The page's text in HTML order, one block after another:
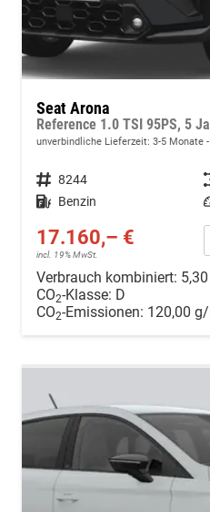
Seat Arona
unverbindliche Lieferzeit: 3-5 Monate
Fahrzeugnr. 8244
Kraftstoff Benzin
17.160,– €
incl. 19% MwSt.
Verbrauch kombiniert:
CO2-Klasse: D
CO2-Emissionen: 120,00